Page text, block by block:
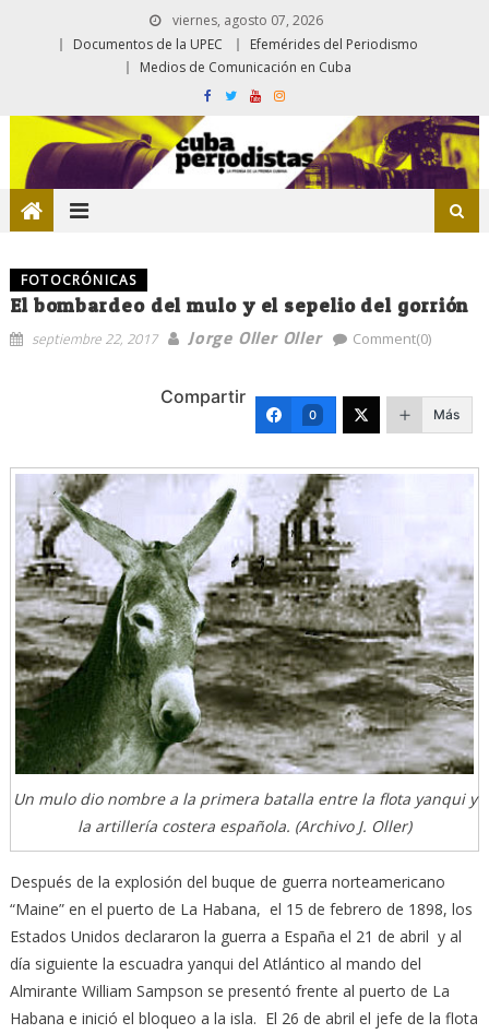
viernes, agosto 07, 2026
Documentos de la UPEC
Efemérides del Periodismo
Medios de Comunicación en Cuba
FOTOCRÓNICAS
El bombardeo del mulo y el sepelio del gorrión
septiembre 22, 2017 Jorge Oller Oller Comment(0)
Compartir
0 Más
Un mulo dio nombre a la primera batalla entre la flota yanqui y
la artillería costera española. (Archivo J. Oller)
Después de la explosión del buque de guerra norteamericano
“Maine” en el puerto de La Habana, el 15 de febrero de 1898, los
Estados Unidos declararon la guerra a España el 21 de abril y al
día siguiente la escuadra yanqui del Atlántico al mando del
Almirante William Sampson se presentó frente al puerto de La
Habana e inició el bloqueo a la isla. El 26 de abril el jefe de la flota